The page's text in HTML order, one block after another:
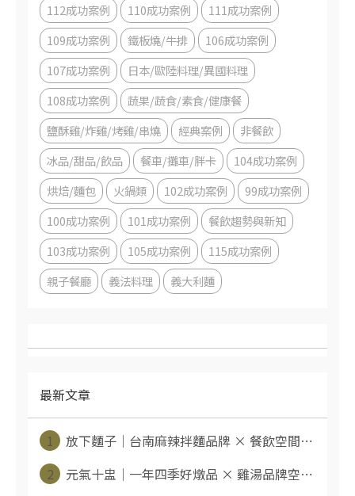
112成功案例
110成功案例
111成功案例
109成功案例
鐵板燒/牛排
106成功案例
107成功案例
日本/歐陸料理/異國料理
108成功案例
蔬果/蔬食/素食/健康餐
鹽酥雞/炸雞/烤雞/串燒
經典案例
非餐飲
冰品/甜品/飲品
餐車/攤車/胖卡
104成功案例
烘焙/麵包
火鍋類 102成功案例
99成功案例
100成功案例
101成功案例
餐飲趨勢與新知
103成功案例
105成功案例
115成功案例
親子餐廳
義法料理 義大利麵
最新文章
1
放下麵子｜台南麻辣拌麵品牌 × 餐飲空間⋯
2
元氣十盅｜一年四季好燉品 × 雞湯品牌空⋯